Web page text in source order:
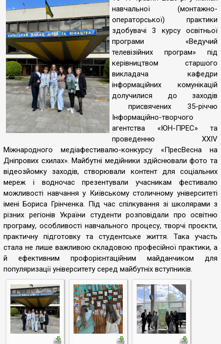
навчальної (монтажно-
операторської) практики
здобувачі 3 курсу освітньої
програми «Ведучий
телевізійних програм» під
керівництвом старшого
викладача кафедри
інформаційних комунікацій
долучилися до заходів
присвячених 35-річчю
Інформаційно-творчого
агентства «ЮН-ПРЕС» та
проведенню XXIV
Міжнародного медіафестивалю-конкурсу «ПресВесна на
Дніпрових схилах». Майбутні медійники здійснювали фото та
відеозйомку заходів, створювали контент для соціальних
мереж і водночас презентували учасникам фестивалю
можливості навчання у Київському столичному університеті
імені Бориса Грінченка. Під час спілкування зі школярами з
різних регіонів України студенти розповідали про освітню
програму, особливості навчального процесу, творчі проєкти,
практичну підготовку та студентське життя. Така участь
стала не лише важливою складовою професійної практики, а
й ефективним профорієнтаційним майданчиком для
популяризації університету серед майбутніх вступників.